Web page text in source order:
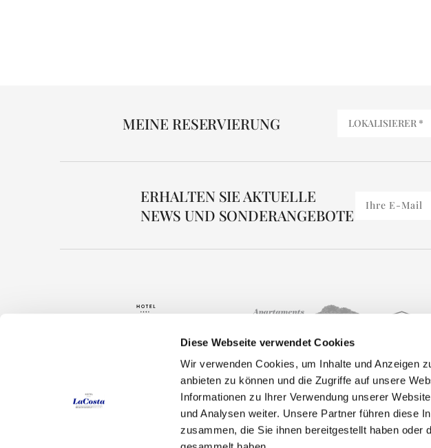
Diese Webseite verwendet Cookies
Wir verwenden Cookies, um Inhalte und Anzeigen
anbieten zu können und die Zugriffe auf unsere
Informationen zu Ihrer Verwendung unserer
und Analysen weiter. Unsere Partner führen diese
zusammen, die Sie ihnen bereitgestellt haben oder
MEINE RESERVIERUNG
ERHALTEN SIE AKTUELLE
NEWS UND SONDERANGEBOTE
Carrer Arenals de Mar, 36 PALS
Hotel
Zimmer
Aktivitäten
Golf
Lage